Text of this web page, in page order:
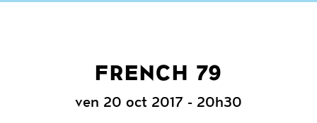
FRENCH 79
ven 20 oct 2017 - 20h30